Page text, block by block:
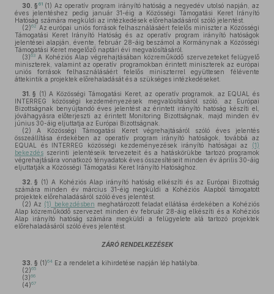
30. § 61 (1) Az operatív program irányító hatóság a negyedév utolsó napján, az
éves jelentéshez pedig január 31-éig a Közösségi Támogatási Keret Irányító
Hatóság számára megküldi az intézkedések előrehaladásáról szóló jelentést.
(2)62 Az európai uniós források felhasználásáért felelős miniszter a Közösségi
Támogatási Keret Irányító Hatóság és az operatív program irányító hatóságok
jelentései alapján, évente, február 28-áig beszámol a Kormánynak a Közösségi
Támogatási Keret megelőző naptári évi megvalósításáról.
(3)63 A Kohéziós Alap végrehajtásában közreműködő szervezeteket felügyelő
miniszterek, valamint az operatív programokban érintett miniszterek az európai
uniós források felhasználásáért felelős miniszterrel együttesen félévente
áttekintik a projektek előrehaladását és a szükséges intézkedéseket.
31. § (1) A Közösségi Támogatási Keret, az operatív programok, az EQUAL és
INTERREG közösségi kezdeményezések megvalósításáról szóló, az Európai
Bizottságnak benyújtandó éves jelentést az érintett irányító hatóság készíti el,
jóváhagyásra előterjeszti az érintett Monitoring Bizottságnak, majd minden év
június 30-áig eljuttatja az Európai Bizottságnak.
(2) A Közösségi Támogatási Keret végrehajtásáról szóló éves jelentés
összeállítása érdekében az operatív program irányító hatóságok, továbbá az
EQUAL és INTERREG közösségi kezdeményezések irányító hatóságai az (1)
bekezdés szerinti jelentéseik tervezeteit és a hatáskörükbe tartozó programok
végrehajtására vonatkozó tényadatok éves összesítéseit minden év április 30-áig
eljuttatják a Közösségi Támogatási Keret Irányító Hatósághoz.
32. § (1) A Kohéziós Alap irányító hatóság elkészíti és az Európai Bizottság
számára minden év március 31-éig megküldi a Kohéziós Alapból támogatott
projektek előrehaladásáról szóló éves jelentést.
(2) Az (1) bekezdésben meghatározott feladat ellátása érdekében a Kohéziós
Alap közreműködő szervezet minden év február 28-áig elkészíti és a Kohéziós
Alap irányító hatóság számára megküldi a felügyelete alá tartozó projektek
előrehaladásáról szóló éves jelentést.
ZÁRÓ RENDELKEZÉSEK
33. § (1)64 Ez a rendelet a kihirdetése napján lép hatályba.
(2)65
(3)66
(4)67